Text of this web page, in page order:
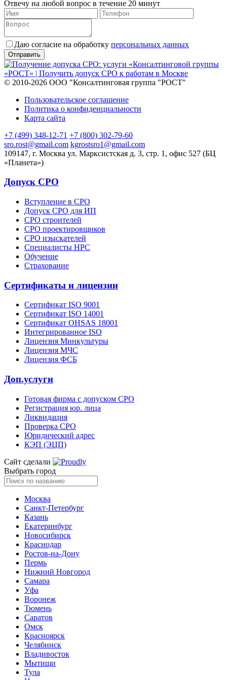
Отвечу на любой вопрос в течение 20 минут
Даю согласие на обработку персональных данных
© 2010-2026 ООО "Консалтинговая группа "РОСТ"
Пользовательское соглашение
Политика о конфиденциальности
Карта сайта
+7 (499) 348-12-71 +7 (800) 302-79-60
sro.rost@gmail.com kgrostsro1@gmail.com
109147, г. Москва ул. Марксистская д. 3, стр. 1, офис 527 (БЦ
«Планета»)
Допуск СРО
Вступление в СРО
Допуск СРО для ИП
СРО строителей
СРО проектировщиков
СРО изыскателей
Специалисты НРС
Обучение
Страхование
Сертификаты и лицензии
Сертификат ISO 9001
Сертификат ISO 14001
Сертификат OHSAS 18001
Интегрированное ISO
Лицензия Минкультуры
Лицензия МЧС
Лицензия ФСБ
Доп.услуги
Готовая фирма с допуском СРО
Регистрация юр. лица
Ликвидация
Проверка СРО
Юридический адрес
КЭП (ЭЦП)
Сайт сделали
Выбрать город
Москва
Санкт-Петербург
Казань
Екатеринбург
Новосибирск
Краснодар
Ростов-на-Дону
Пермь
Нижний Новгород
Самара
Уфа
Воронеж
Тюмень
Саратов
Омск
Красноярск
Челябинск
Владивосток
Мытищи
Тула